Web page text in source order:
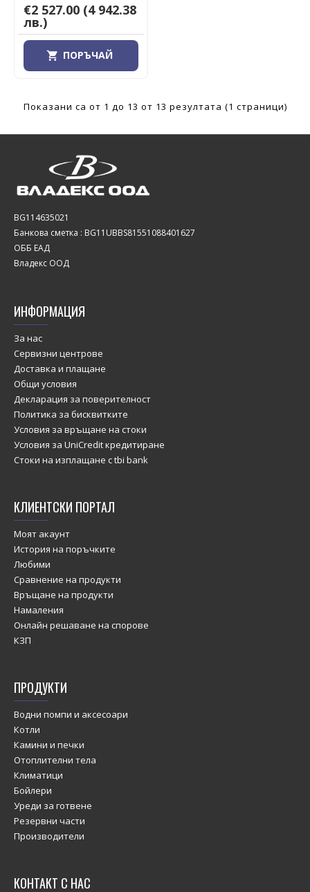
€2 527.00 (4 942.38
лв.)
ПОРЪЧАЙ
Показани са от 1 до 13 от 13 резултата (1 страници)
BG114635021
Банкова сметка : BG11UBBS81551088401627
ОББ ЕАД
Владекс ООД
ИНФОРМАЦИЯ
За нас
Сервизни центрове
Доставка и плащане
Общи условия
Декларация за поверителност
Политика за бисквитките
Условия за връщане на стоки
Условия за UniCredit кредитиране
Стоки на изплащане с tbi bank
КЛИЕНТСКИ ПОРТАЛ
Моят акаунт
История на поръчките
Любими
Сравнение на продукти
Връщане на продукти
Намаления
Онлайн решаване на спорове
КЗП
ПРОДУКТИ
Водни помпи и аксесоари
Котли
Камини и печки
Отоплителни тела
Климатици
Бойлери
Уреди за готвене
Резервни части
Производители
КОНТАКТ С НАС